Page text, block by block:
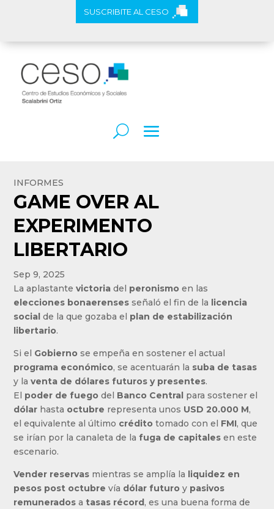
SUSCRIBITE AL CESO
INFORMES
GAME OVER AL
EXPERIMENTO
LIBERTARIO
Sep 9, 2025
La aplastantevictoria del peronismo en las
elecciones bonaerenses señaló el fin de la licencia
social de la que gozaba el plan de estabilización
libertario.
Si el Gobierno se empeña en sostener el actual
programa económico, se acentuarán la suba de tasas
y laventa de dólares futuros y presentes.
El poder de fuego del Banco Central para sostener el
dólar hasta octubre representa unos USD 20.000 M,
el equivalente al último crédito tomado con el FMI, que
se irían por la canaleta de lafuga de capitales en este
escenario.
Vender reservas mientras se amplía la liquidez en
pesos post octubre vía dólar futuro y pasivos
remunerados atasas récord , es una buena forma de